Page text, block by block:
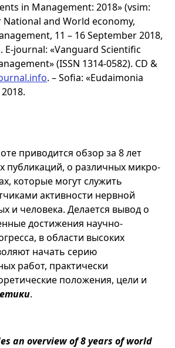
in Management: 2018» (vsim:
and World economy,
11 – 16 September 2018,
E-journal: «Vanguard Scientific
(ISSN 1314-0582). CD &
. – Sofia: «Eudaimonia
приводится обзор за 8 лет
публикаций, о различных микро-
которые могут служить
активности нервной
и человека. Делается вывод о
достижения научно-
в области высоких
начать серию
работ, практически
положения, цели и
.
an overview of 8 years of world